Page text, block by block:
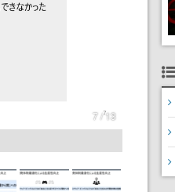
7 / 13